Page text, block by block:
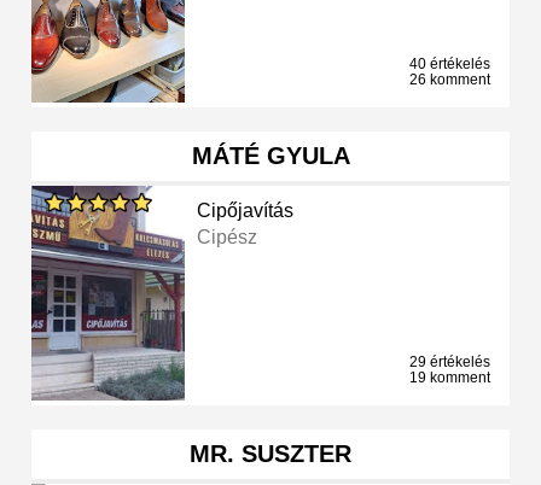
40 értékelés
26 komment
MÁTÉ GYULA
Cipőjavítás
Cipész
29 értékelés
19 komment
MR. SUSZTER